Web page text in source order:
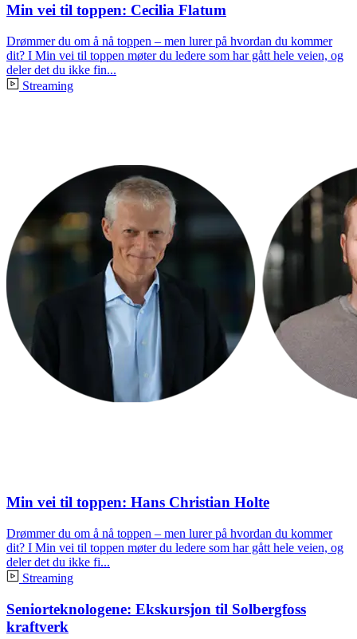
Min vei til toppen: Cecilia Flatum
Drømmer du om å nå toppen – men lurer på hvordan du kommer
dit? I Min vei til toppen møter du ledere som har gått hele veien, og
deler det du ikke fin...
Streaming
Min vei til toppen: Hans Christian Holte
Drømmer du om å nå toppen – men lurer på hvordan du kommer
dit? I Min vei til toppen møter du ledere som har gått hele veien, og
deler det du ikke fi...
Streaming
Seniorteknologene: Ekskursjon til Solbergfoss
kraftverk